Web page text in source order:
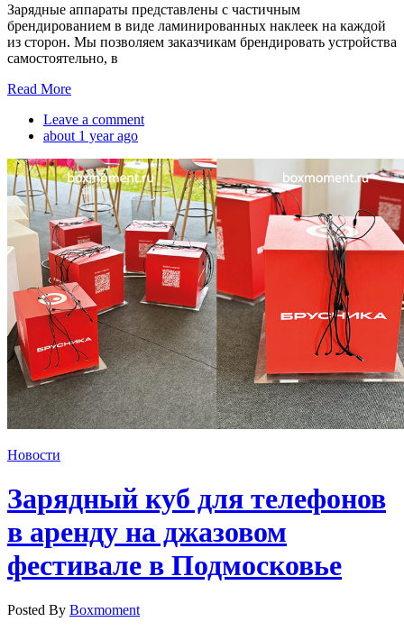
Зарядные аппараты представлены с частичным
брендированием в виде ламинированных наклеек на каждой
из сторон. Мы позволяем заказчикам брендировать устройства
самостоятельно, в
Read More
Leave a comment
about 1 year ago
Новости
Зарядный куб для телефонов
в аренду на джазовом
фестивале в Подмосковье
Posted By Boxmoment